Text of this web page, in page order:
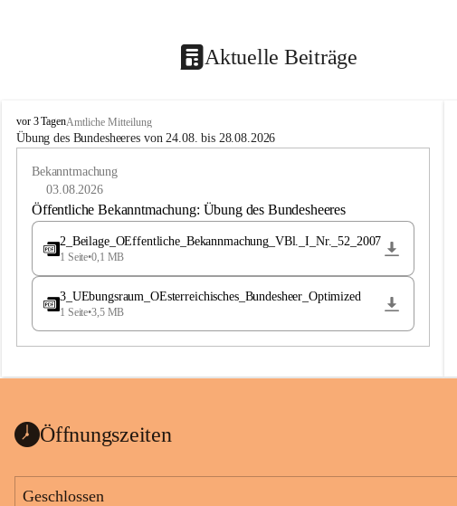
Aktuelle Beiträge
B
u
e
a
vor 3 TagenAmtliche Mitteilung
Übung des Bundesheeres von 24.08. bis 28.08.2026
Bekanntmachung
03.08.2026
Öffentliche Bekanntmachung: Übung des Bundesheeres
2_Beilage_OEffentliche_Bekannmachung_VBl._I_Nr._52_2007
1 Seite•0,1 MB
3_UEbungsraum_OEsterreichisches_Bundesheer_Optimized
1 Seite•3,5 MB
Öffnungszeiten
Geschlossen